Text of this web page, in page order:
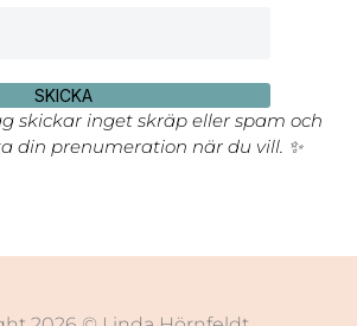
SKICKA
skickar inget skräp eller spam och
din prenumeration när du vill. ✨